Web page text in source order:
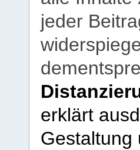
jeder
erklärt
Gestaltung